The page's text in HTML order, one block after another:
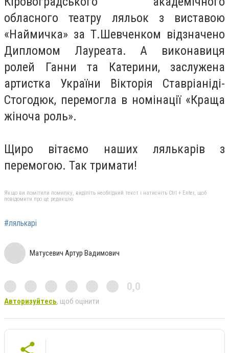
обласного театру ляльок з виставою
«Наймичка» за Т.Шевченком відзначено
Дипломом Лауреата. А виконавиця
ролей Ганни та Катерини, заслужена
артистка України Вікторія Ставріаніді-
Стогодюк, перемогла в номінації «Краща
жіноча роль».
Щиро вітаємо наших лялькарів з
перемогою. Так тримати!
Якщо ви помітили помилку, виділіть необхідний текст і натисніть Ctrl + Enter, щоб
повідомити про це редакцію
#лялькарі
Матусевич Артур Вадимович
0,0
Авторизуйтесь, щоб оцінити